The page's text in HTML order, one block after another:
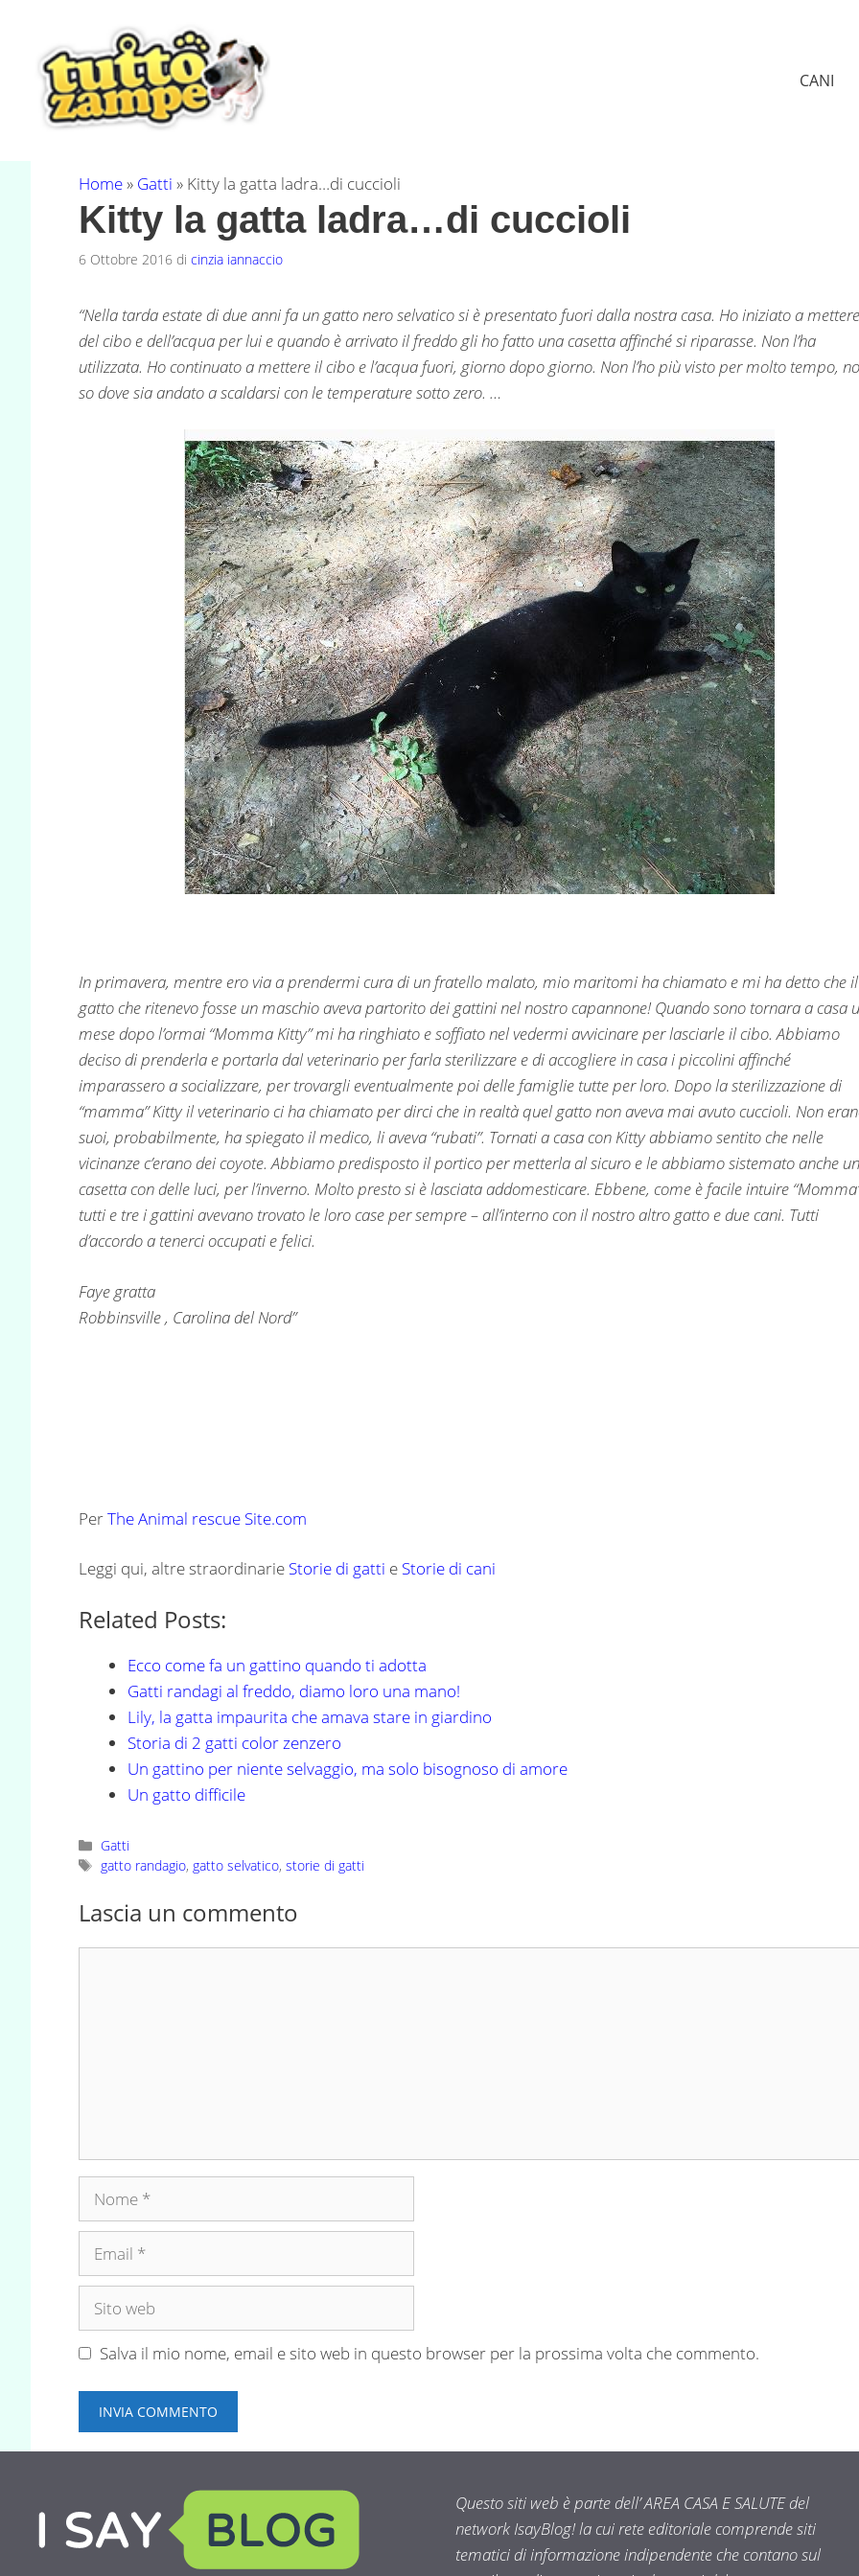
contenuto
CANI
Home» Gatti » Kitty la gatta ladra…di cuccioli
Kitty la gatta ladra…di cuccioli
6 Ottobre 2016 di cinzia iannaccio
“Nella tarda estate di due anni fa un gatto nero selvatico si è presentato fuori dalla nostra casa. Ho iniziato a mettere
del cibo e dell’acqua per lui e quando è arrivato il freddo gli ho fatto una casetta affinché si riparasse. Non l’ha
utilizzata. Ho continuato a mettere il cibo e l’acqua fuori, giorno dopo giorno. Non l’ho più visto per molto tempo,
so dove sia andato a scaldarsi con le temperature sotto zero. …
In primavera, mentre ero via a prendermi cura di un fratello malato, mio maritomi ha chiamato e mi ha detto che il
gatto che ritenevo fosse un maschio aveva partorito dei gattini nel nostro capannone! Quando sono tornara a casa
mese dopo l’ormai “Momma Kitty” mi ha ringhiato e soffiato nel vedermi avvicinare per lasciarle il cibo. Abbiamo
deciso di prenderla e portarla dal veterinario per farla sterilizzare e di accogliere in casa i piccolini affinché
imparassero a socializzare, per trovargli eventualmente poi delle famiglie tutte per loro. Dopo la sterilizzazione di
“mamma” Kitty il veterinario ci ha chiamato per dirci che in realtà quel gatto non aveva mai avuto cuccioli. Non
suoi, probabilmente, ha spiegato il medico, li aveva “rubati”. Tornati a casa con Kitty abbiamo sentito che nelle
vicinanze c’erano dei coyote. Abbiamo predisposto il portico per metterla al sicuro e le abbiamo sistemato anche
casetta con delle luci, per l’inverno. Molto presto si è lasciata addomesticare. Ebbene, come è facile intuire
tutti e tre i gattini avevano trovato le loro case per sempre – all’interno con il nostro altro gatto e due cani. Tutti
d’accordo a tenerci occupati e felici.
Faye gratta
Robbinsville , Carolina del Nord”
PerThe Animal rescue Site.com
Leggi qui, altre straordinarie Storie di gatti e Storie di cani
Related Posts:
Ecco come fa un gattino quando ti adotta
Gatti randagi al freddo, diamo loro una mano!
Lily, la gatta impaurita che amava stare in giardino
Storia di 2 gatti color zenzero
Un gattino per niente selvaggio, ma solo bisognoso di amore
Un gatto difficile
Categorie
Gatti
Tag
gatto randagio, gatto selvatico,storie di gatti
Lascia un commento
Nome
Email
Sito
Salva il mio nome, email e sito web in questo browser per la prossima volta che commento.
Questo siti web è parte dell’ AREA CASA E SALUTE del
network IsayBlog! la cui rete editoriale comprende siti
tematici di informazione indipendente che contano sul